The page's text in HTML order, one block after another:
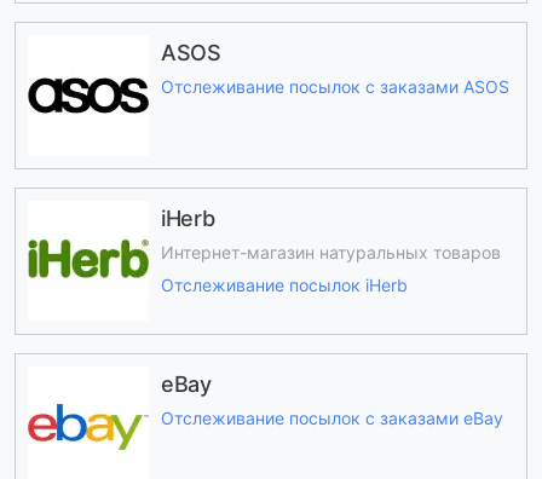
ASOS
Отслеживание посылок с заказами ASOS
iHerb
Интернет-магазин натуральных товаров
Отслеживание посылок iHerb
eBay
Отслеживание посылок с заказами eBay